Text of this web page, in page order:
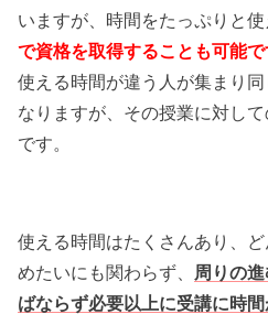
いますが、時間をたっぷりと
で資格を取得することも可能で
使える時間が違う人が集まり
なりますが、その授業に対し
です。
使える時間はたくさんあり、
めたいにも関わらず、 周りの
ばならず必要以上に受講に時